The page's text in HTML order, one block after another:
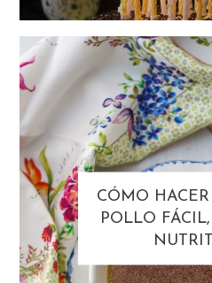
CÓMO
POLLO